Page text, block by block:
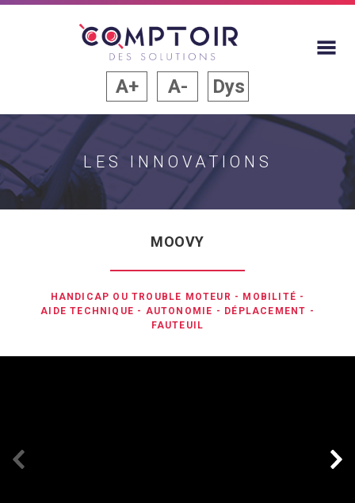
A+ A- Dys
LES INNOVATIONS
MOOVY
HANDICAP OU TROUBLE MOTEUR - MOBILITÉ -
AIDE TECHNIQUE - AUTONOMIE - DÉPLACEMENT -
FAUTEUIL
Panneau précédent